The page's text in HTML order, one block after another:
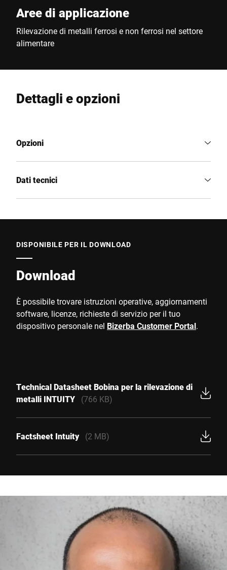
Aree di applicazione
Rilevazione di metalli ferrosi e non ferrosi nel settore
alimentare
Dettagli e opzioni
Opzioni
Dati tecnici
DISPONIBILE PER IL DOWNLOAD
Download
È possibile trovare istruzioni operative, aggiornamenti
software, licenze, richieste di servizio per il tuo
dispositivo personale nel Bizerba Customer Portal.
Technical Datasheet Bobina per la rilevazione di
metalli INTUITY
(766 KB)
Factsheet Intuity (2 MB)